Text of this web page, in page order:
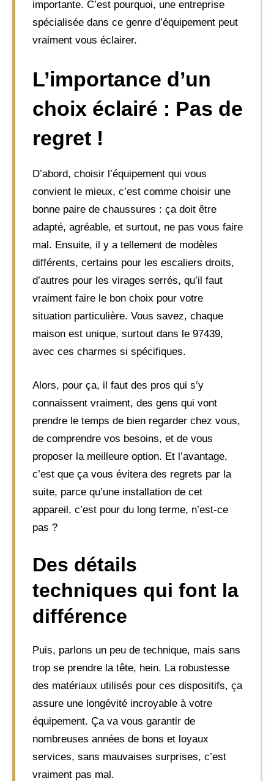
importante. C’est pourquoi, une entreprise
spécialisée dans ce genre d’équipement peut
vraiment vous éclairer.
L’importance d’un
choix éclairé : Pas de
regret !
D’abord, choisir l’équipement qui vous
convient le mieux, c’est comme choisir une
bonne paire de chaussures : ça doit être
adapté, agréable, et surtout, ne pas vous faire
mal. Ensuite, il y a tellement de modèles
différents, certains pour les escaliers droits,
d’autres pour les virages serrés, qu’il faut
vraiment faire le bon choix pour votre
situation particulière. Vous savez, chaque
maison est unique, surtout dans le 97439,
avec ces charmes si spécifiques.
Alors, pour ça, il faut des pros qui s’y
connaissent vraiment, des gens qui vont
prendre le temps de bien regarder chez vous,
de comprendre vos besoins, et de vous
proposer la meilleure option. Et l’avantage,
c’est que ça vous évitera des regrets par la
suite, parce qu’une installation de cet
appareil, c’est pour du long terme, n’est-ce
pas ?
Des détails
techniques qui font la
différence
Puis, parlons un peu de technique, mais sans
trop se prendre la tête, hein. La robustesse
des matériaux utilisés pour ces dispositifs, ça
assure une longévité incroyable à votre
équipement. Ça va vous garantir de
nombreuses années de bons et loyaux
services, sans mauvaises surprises, c’est
vraiment pas mal.